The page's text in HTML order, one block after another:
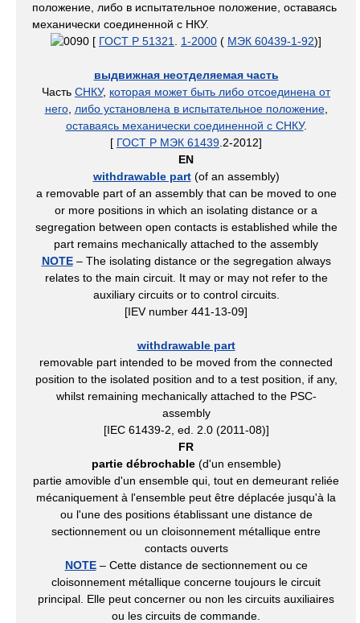
положение, либо в испытательное положение, оставаясь
механически соединенной с НКУ.
[ ГОСТ Р 51321 1-2000 ( МЭК 60439-1-92)]
выдвижная неотделяемая часть
Часть СНКУ, которая может быть либо отсоединена от
него, либо установлена в испытательное положение,
оставаясь механически соединенной с СНКУ.
[ ГОСТ Р МЭК 61439 .2-2012]
EN
withdrawable part(of an assembly)
a removable part of an assembly that can be moved to one
or more positions in which an isolating distance or a
segregation between open contacts is established while the
part remains mechanically attached to the assembly
NOTE– The isolating distance or the segregation always
relates to the main circuit. It may or may not refer to the
auxiliary circuits or to control circuits.
[IEV number 441-13-09]
withdrawable part
removable part intended to be moved from the connected
position to the isolated position and to a test position, if any,
whilst remaining mechanically attached to the PSC-
assembly
[IEC 61439-2, ed. 2.0 (2011-08)]
FR
partie débrochable(d'un ensemble)
partie amovible d'un ensemble qui, tout en demeurant reliée
mécaniquement à l'ensemble peut être déplacée jusqu'à la
ou l'une des positions établissant une distance de
sectionnement ou un cloisonnement métallique entre
contacts ouverts
NOTE– Cette distance de sectionnement ou ce
cloisonnement métallique concerne toujours le circuit
principal. Elle peut concerner ou non les circuits auxiliaires
ou les circuits de commande.